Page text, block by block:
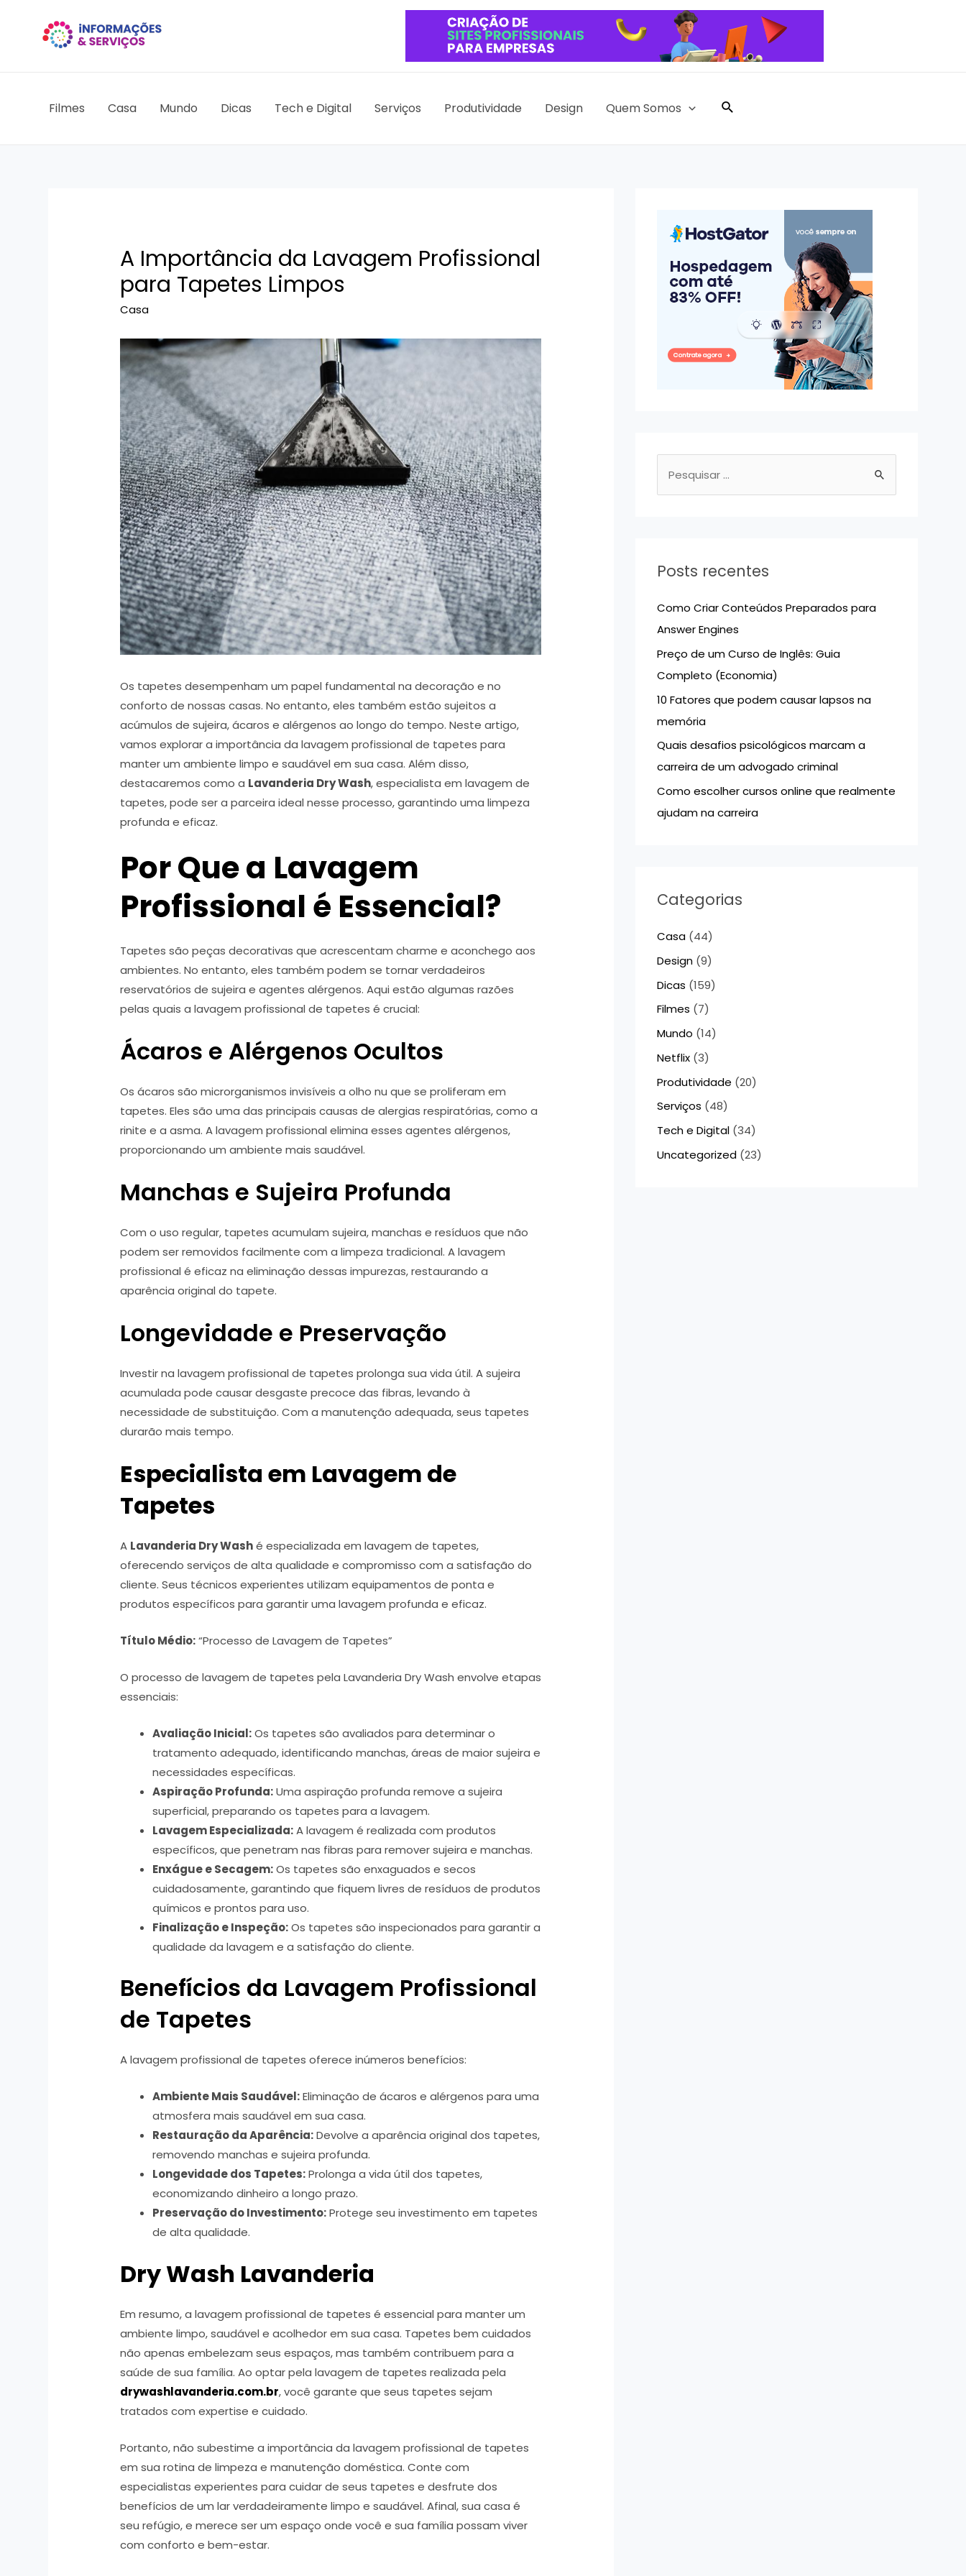
Filmes Casa Mundo Dicas Tech e Digital Serviços Produtividade Design Quem Somos Pesquisar
A Importância da Lavagem Profissional
para Tapetes Limpos
Casa
Os tapetes desempenham um papel fundamental na decoração e no
conforto de nossas casas. No entanto, eles também estão sujeitos a
acúmulos de sujeira, ácaros e alérgenos ao longo do tempo. Neste artigo,
vamos explorar a importância da lavagem profissional de tapetes para
manter um ambiente limpo e saudável em sua casa. Além disso,
destacaremos como a Lavanderia Dry Wash, especialista em lavagem de
tapetes, pode ser a parceira ideal nesse processo, garantindo uma limpeza
profunda e eficaz.
Por Que a Lavagem
Profissional é Essencial?
Tapetes são peças decorativas que acrescentam charme e aconchego aos
ambientes. No entanto, eles também podem se tornar verdadeiros
reservatórios de sujeira e agentes alérgenos. Aqui estão algumas razões
pelas quais a lavagem profissional de tapetes é crucial:
Ácaros e Alérgenos Ocultos
Os ácaros são microrganismos invisíveis a olho nu que se proliferam em
tapetes. Eles são uma das principais causas de alergias respiratórias, como a
rinite e a asma. A lavagem profissional elimina esses agentes alérgenos,
proporcionando um ambiente mais saudável.
Manchas e Sujeira Profunda
Com o uso regular, tapetes acumulam sujeira, manchas e resíduos que não
podem ser removidos facilmente com a limpeza tradicional. A lavagem
profissional é eficaz na eliminação dessas impurezas, restaurando a
aparência original do tapete.
Longevidade e Preservação
Investir na lavagem profissional de tapetes prolonga sua vida útil. A sujeira
acumulada pode causar desgaste precoce das fibras, levando à
necessidade de substituição. Com a manutenção adequada, seus tapetes
durarão mais tempo.
Especialista em Lavagem de
Tapetes
A Lavanderia Dry Washé especializada em lavagem de tapetes,
oferecendo serviços de alta qualidade e compromisso com a satisfação do
cliente. Seus técnicos experientes utilizam equipamentos de ponta e
produtos específicos para garantir uma lavagem profunda e eficaz.
Título Médio:“Processo de Lavagem de Tapetes”
O processo de lavagem de tapetes pela Lavanderia Dry Wash envolve etapas
essenciais:
Avaliação Inicial:Os tapetes são avaliados para determinar o
tratamento adequado, identificando manchas, áreas de maior sujeira e
necessidades específicas.
Aspiração Profunda:Uma aspiração profunda remove a sujeira
superficial, preparando os tapetes para a lavagem.
Lavagem Especializada:A lavagem é realizada com produtos
específicos, que penetram nas fibras para remover sujeira e manchas.
Enxágue e Secagem:Os tapetes são enxaguados e secos
cuidadosamente, garantindo que fiquem livres de resíduos de produtos
químicos e prontos para uso.
Finalização e Inspeção:Os tapetes são inspecionados para garantir a
qualidade da lavagem e a satisfação do cliente.
Benefícios da Lavagem Profissional
de Tapetes
A lavagem profissional de tapetes oferece inúmeros benefícios:
Ambiente Mais Saudável:Eliminação de ácaros e alérgenos para uma
atmosfera mais saudável em sua casa.
Restauração da Aparência:Devolve a aparência original dos tapetes,
removendo manchas e sujeira profunda.
Longevidade dos Tapetes:Prolonga a vida útil dos tapetes,
economizando dinheiro a longo prazo.
Preservação do Investimento:Protege seu investimento em tapetes
de alta qualidade.
Dry Wash Lavanderia
Em resumo, a lavagem profissional de tapetes é essencial para manter um
ambiente limpo, saudável e acolhedor em sua casa. Tapetes bem cuidados
não apenas embelezam seus espaços, mas também contribuem para a
saúde de sua família. Ao optar pela lavagem de tapetes realizada pela
drywashlavanderia.com.br, você garante que seus tapetes sejam
tratados com expertise e cuidado.
Portanto, não subestime a importância da lavagem profissional de tapetes
em sua rotina de limpeza e manutenção doméstica. Conte com
especialistas experientes para cuidar de seus tapetes e desfrute dos
benefícios de um lar verdadeiramente limpo e saudável. Afinal, sua casa é
seu refúgio, e merece ser um espaço onde você e sua família possam viver
com conforto e bem-estar.
a
r
p
o
r
:
Posts recentes
Como Criar Conteúdos Preparados para
Answer Engines
Preço de um Curso de Inglês: Guia
Completo (Economia)
10 Fatores que podem causar lapsos na
memória
Quais desafios psicológicos marcam a
carreira de um advogado criminal
Como escolher cursos online que realmente
ajudam na carreira
Categorias
Casa(44)
Design(9)
Dicas (159)
Filmes (7)
Mundo (14)
Netflix(3)
Produtividade (20)
Serviços (48)
Tech e Digital(34)
Uncategorized(23)